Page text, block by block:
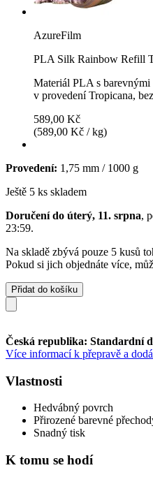
AzureFilm
PLA Silk Rainbow Refill
Materiál PLA s
v provedení Tropicana,
589,00 Kč
(589,00 Kč / kg)
Provedení: 1,75 mm / 1000 g
Ještě 5 ks skladem
Doručení do úterý, 11. srpna,
23:59.
Na skladě zbývá pouze 5 kusů
Pokud si jich objednáte více,
Přidat do košíku
Česká republika: Standardní
Více informací k přepravě a
Vlastnosti
Hedvábný povrch
Přirozené barevné
Snadný tisk
K tomu se hodí